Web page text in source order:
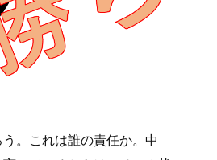
。これは誰の責任か。中